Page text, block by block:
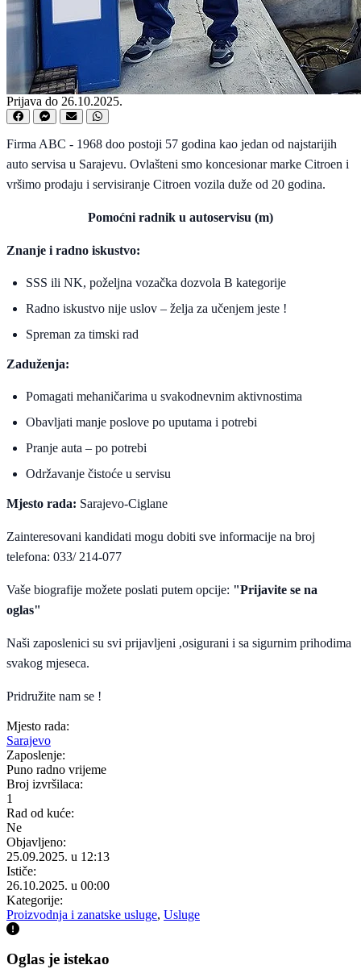
Prijava do 26.10.2025.
Firma ABC - 1968 doo postoji 57 godina kao jedan od najstarijih
auto servisa u Sarajevu. Ovlašteni smo koncesionar marke Citroen i
vršimo prodaju i servisiranje Citroen vozila duže od 20 godina.
Pomoćni radnik u autoservisu (m)
Znanje i radno iskustvo:
SSS ili NK, poželjna vozačka dozvola B kategorije
Radno iskustvo nije uslov – želja za učenjem jeste !
Spreman za timski rad
Zaduženja:
Pomagati mehaničarima u svakodnevnim aktivnostima
Obavljati manje poslove po uputama i potrebi
Pranje auta – po potrebi
Održavanje čistoće u servisu
Mjesto rada: Sarajevo-Ciglane
Zainteresovani kandidati mogu dobiti sve informacije na broj
telefona: 033/ 214-077
Vaše biografije možete poslati putem opcije: "Prijavite se na
oglas"
Naši zaposlenici su svi prijavljeni ,osigurani i sa sigurnim prihodima
svakog mjeseca.
Pridružite nam se !
Mjesto rada:
Sarajevo
Zaposlenje:
Puno radno vrijeme
Broj izvršilaca:
1
Rad od kuće:
Ne
Objavljeno:
25.09.2025. u 12:13
Ističe:
26.10.2025. u 00:00
Kategorije:
Proizvodnja i zanatske usluge, Usluge
Oglas je istekao